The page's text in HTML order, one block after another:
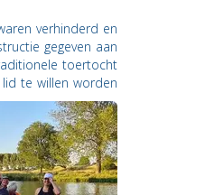
verhinderd en
gegeven aan
toertocht
lid te willen worden